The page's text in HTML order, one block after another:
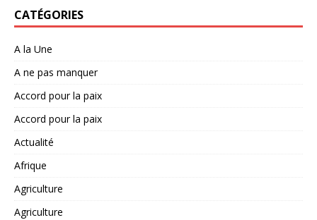
CATÉGORIES
A la Une
A ne pas manquer
Accord pour la paix
Accord pour la paix
Actualité
Afrique
Agriculture
Agriculture